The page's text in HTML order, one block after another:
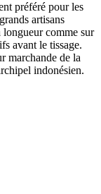
préféré pour les
artisans
comme sur
avant le tissage.
marchande de la
indonésien.